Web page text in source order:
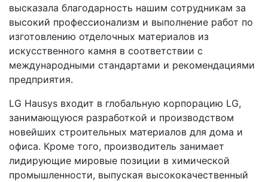
высказала благодарность нашим сотрудникам за
высокий профессионализм и выполнение работ по
изготовлению отделочных материалов из
искусственного камня в соответствии с
международными стандартами и рекомендациями
предприятия.
LG Hausys входит в глобальную корпорацию LG,
занимающуюся разработкой и производством
новейших строительных материалов для дома и
офиса. Кроме того, производитель занимает
лидирующие мировые позиции в химической
промышленности, выпуская высококачественный